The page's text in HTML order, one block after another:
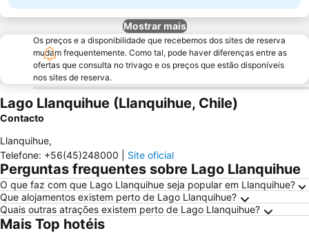
Mostrar mais
Os preços e a disponibilidade que recebemos dos sites de reserva
mudam frequentemente. Como tal, pode haver diferenças entre as
ofertas que consulta no trivago e os preços que estão disponíveis
nos sites de reserva.
Lago Llanquihue (Llanquihue, Chile)
Contacto
Llanquihue,
Telefone: +56(45)248000 Site oficial
Perguntas frequentes sobre Lago Llanquihue
O que faz com que Lago Llanquihue seja popular em Llanquihue?
Que alojamentos existem perto de Lago Llanquihue?
Quais outras atrações existem perto de Lago Llanquihue?
Mais Top hotéis